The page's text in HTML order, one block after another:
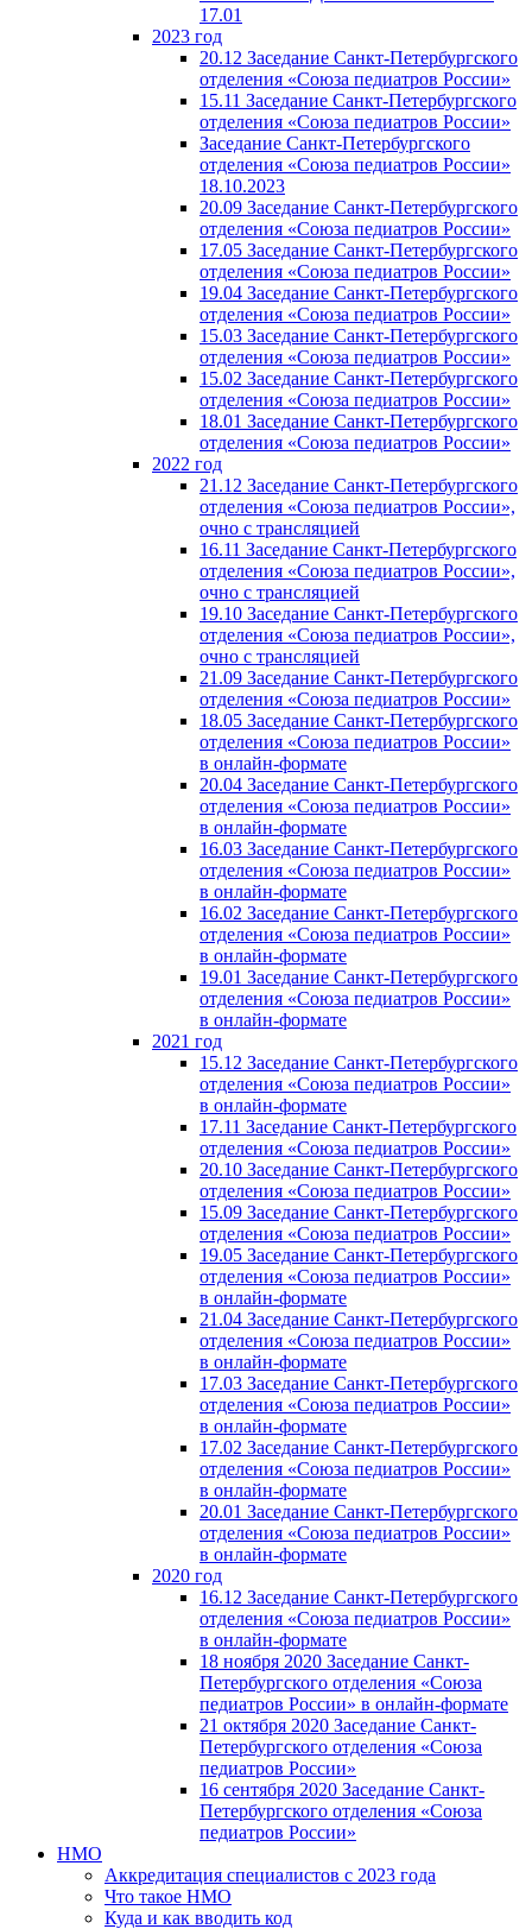
17.01
2023 год
20.12 Заседание Санкт-Петербургского
отделения «Союза педиатров России»
15.11 Заседание Санкт-Петербургского
отделения «Союза педиатров России»
Заседание Санкт-Петербургского
отделения «Союза педиатров России»
18.10.2023
20.09 Заседание Санкт-Петербургского
отделения «Союза педиатров России»
17.05 Заседание Санкт-Петербургского
отделения «Союза педиатров России»
19.04 Заседание Санкт-Петербургского
отделения «Союза педиатров России»
15.03 Заседание Санкт-Петербургского
отделения «Союза педиатров России»
15.02 Заседание Санкт-Петербургского
отделения «Союза педиатров России»
18.01 Заседание Санкт-Петербургского
отделения «Союза педиатров России»
2022 год
21.12 Заседание Санкт-Петербургского
отделения «Союза педиатров России»,
очно с трансляцией
16.11 Заседание Санкт-Петербургского
отделения «Союза педиатров России»,
очно с трансляцией
19.10 Заседание Санкт-Петербургского
отделения «Союза педиатров России»,
очно с трансляцией
21.09 Заседание Санкт-Петербургского
отделения «Союза педиатров России»
18.05 Заседание Санкт-Петербургского
отделения «Союза педиатров России»
в онлайн-формате
20.04 Заседание Санкт-Петербургского
отделения «Союза педиатров России»
в онлайн-формате
16.03 Заседание Санкт-Петербургского
отделения «Союза педиатров России»
в онлайн-формате
16.02 Заседание Санкт-Петербургского
отделения «Союза педиатров России»
в онлайн-формате
19.01 Заседание Санкт-Петербургского
отделения «Союза педиатров России»
в онлайн-формате
2021 год
15.12 Заседание Санкт-Петербургского
отделения «Союза педиатров России»
в онлайн-формате
17.11 Заседание Санкт-Петербургского
отделения «Союза педиатров России»
20.10 Заседание Санкт-Петербургского
отделения «Союза педиатров России»
15.09 Заседание Санкт-Петербургского
отделения «Союза педиатров России»
19.05 Заседание Санкт-Петербургского
отделения «Союза педиатров России»
в онлайн-формате
21.04 Заседание Санкт-Петербургского
отделения «Союза педиатров России»
в онлайн-формате
17.03 Заседание Санкт-Петербургского
отделения «Союза педиатров России»
в онлайн-формате
17.02 Заседание Санкт-Петербургского
отделения «Союза педиатров России»
в онлайн-формате
20.01 Заседание Санкт-Петербургского
отделения «Союза педиатров России»
в онлайн-формате
2020 год
16.12 Заседание Санкт-Петербургского
отделения «Союза педиатров России»
в онлайн-формате
18 ноября 2020 Заседание Санкт-
Петербургского отделения «Союза
педиатров России» в онлайн-формате
21 октября 2020 Заседание Санкт-
Петербургского отделения «Союза
педиатров России»
16 сентября 2020 Заседание Санкт-
Петербургского отделения «Союза
педиатров России»
НМО
Аккредитация специалистов с 2023 года
Что такое НМО
Куда и как вводить код